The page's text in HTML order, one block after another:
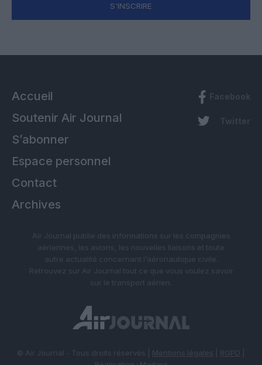
S'INSCRIRE
Accueil
Soutenir Air Journal
S’abonner
Espace personnel
Contact
Archives